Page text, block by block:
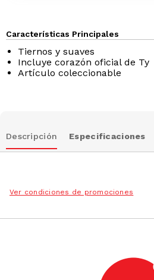
Características Principales
Tiernos y suaves
Incluye corazón oficial de Ty
Artículo coleccionable
Descripción Especificaciones
Ver condiciones de promociones